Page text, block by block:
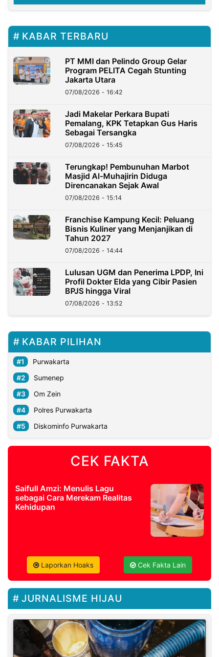
KABAR TERBARU
PT MMI dan Pelindo Group Gelar
Program PELITA Cegah Stunting
Jakarta Utara
07/08/2026 - 16:42
Jadi Makelar Perkara Bupati
Pemalang, KPK Tetapkan Gus Haris
Sebagai Tersangka
07/08/2026 - 15:45
Terungkap! Pembunuhan Marbot
Masjid Al-Muhajirin Diduga
Direncanakan Sejak Awal
07/08/2026 - 15:14
Franchise Kampung Kecil: Peluang
Bisnis Kuliner yang Menjanjikan di
Tahun 2027
07/08/2026 - 14:44
Lulusan UGM dan Penerima LPDP, Ini
Profil Dokter Elda yang Cibir Pasien
BPJS hingga Viral
07/08/2026 - 13:52
KABAR PILIHAN
Purwakarta
Sumenep
Om Zein
Polres Purwakarta
Diskominfo Purwakarta
CEK FAKTA
Saifull Amzi: Menulis Lagu
sebagai Cara Merekam Realitas
Kehidupan
Laporkan Hoaks Cek Fakta Lain
JURNALISME HIJAU